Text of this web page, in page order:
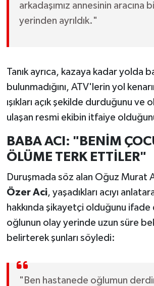
arkadaşımız annesinin aracına
yerinden ayrıldık."
Tanık ayrıca, kazaya kadar yolda
bulunmadığını, ATV'lerin yol
ışıkları açık şekilde durduğunu ve
ulaşan resmi ekibin itfaiye
BABA ACI: "BENİM
ÖLÜME TERK ETTİLER"
Duruşmada söz alan Oğuz Murat
Özer Aci, yaşadıkları acıyı
hakkında şikayetçi olduğunu
oğlunun olay yerinde uzun süre
belirterek şunları söyledi:
"Ben hastanede oğlumun